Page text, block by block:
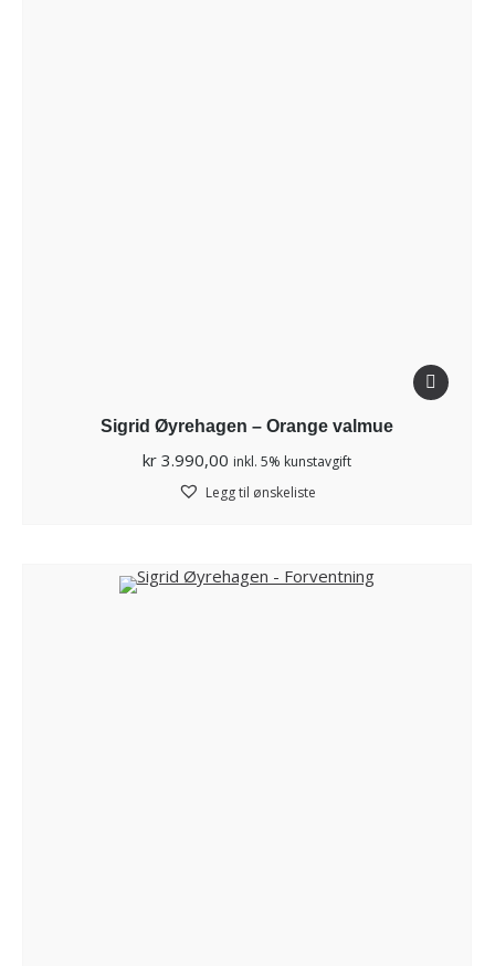
Sigrid Øyrehagen – Orange valmue
kr 3.990,00 inkl. 5% kunstavgift
Legg til ønskeliste